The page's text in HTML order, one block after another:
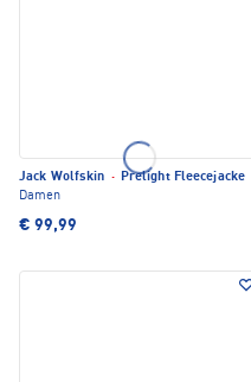
Jack Wolfskin · Prelight Fleecejacke
Damen
€ 99,99